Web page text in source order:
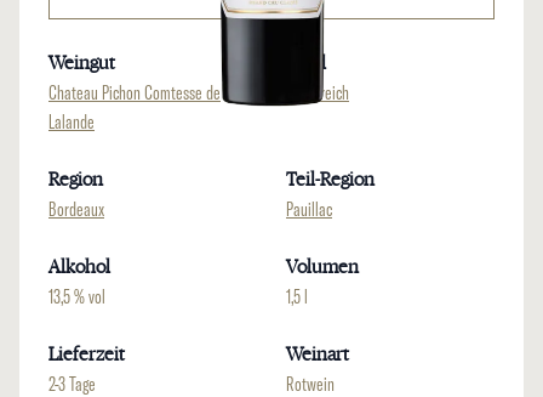
Weingut
Chateau Pichon Comtesse de
Lalande
Land
Frankreich
Region
Bordeaux
Teil-Region
Pauillac
Alkohol
13,5 % vol
Volumen
1,5 l
Lieferzeit
2-3 Tage
Weinart
Rotwein